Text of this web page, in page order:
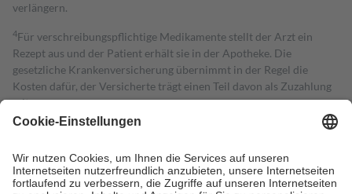
verlängern.
4Für verschreibungspflichtige Medikamente stellt der Arzt ein
Rezept aus und der Patient erhält sie in der Apotheke. Die
gesetzliche Krankenversicherung übernimmt in der Regel die
Kosten dafür, der Versicherte trägt einen Teil davon als Zuzahlung
mit.
Grundsätzlich leisten Mitglieder Zuzahlungen in Höhe von zehn
höchstens zehn Euro.
Es sind jedoch nie mehr als die tatsächlichen
Kosten der Leistung zu entrichten.
Diese Regeln gelten grundsätzlich auch für Online-Apotheken.